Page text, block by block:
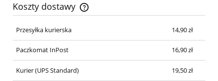
Koszty dostawy
Przesyłka kurierska 14,90 zł
Paczkomat InPost 16,90 zł
Kurier(UPS Standard) 19,50 zł